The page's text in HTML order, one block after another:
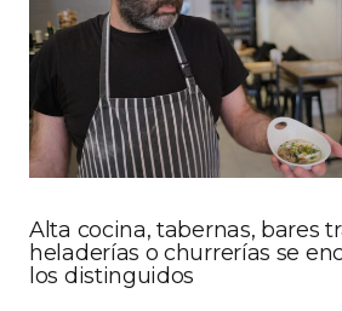
Alta cocina, tabernas, bares
heladerías o churrerías se
los distinguidos